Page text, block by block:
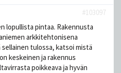
#103097
lopullista pintaa. Rakennusta
arkkitehtonisena
tulossa, katsoi mistä
keskeinen ja rakennus
poikkeava ja hyvän